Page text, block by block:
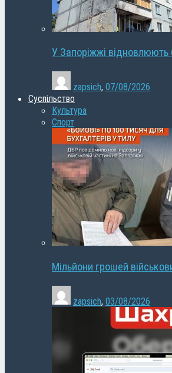
У Запоріжжі
zapsich, 07/08/2026
Суспільство
Культура
Спорт
Мільйони грошей
zapsich, 03/08/2026